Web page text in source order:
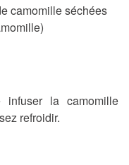
camomille séchées
la camomille
refroidir.